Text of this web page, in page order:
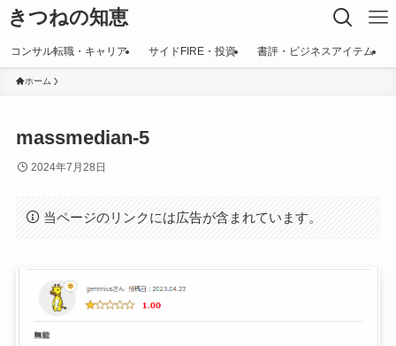
きつねの知恵
コンサル転職・キャリア サイドFIRE・投資 書評・ビジネスアイテム
ホーム
massmedian-5
2024年7月28日
当ページのリンクには広告が含まれています。